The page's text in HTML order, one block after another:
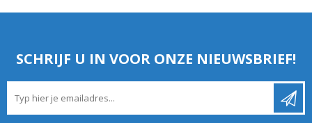
SCHRIJF U IN VOOR ONZE NIEUWSBRIEF!